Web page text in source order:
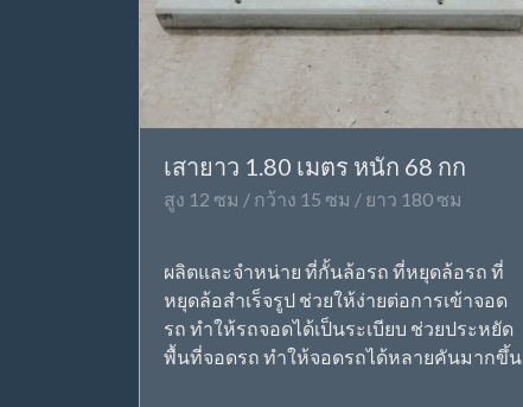
เสายาว 1.80 เมตร หนัก 68 กก
สูง 12 ซม / กว้าง 15 ซม / ยาว 180 ซม
ผลิตและจำหน่าย ที่กั้นล้อรถ ที่หยุดล้อรถ ที่
หยุดล้อสำเร็จรูป ช่วยให้ง่ายต่อการเข้าจอด
รถ ทำให้รถจอดได้เป็นระเบียบ ช่วยประหยัด
พื้นที่จอดรถ ทำให้จอดรถได้หลายคันมากขึ้น